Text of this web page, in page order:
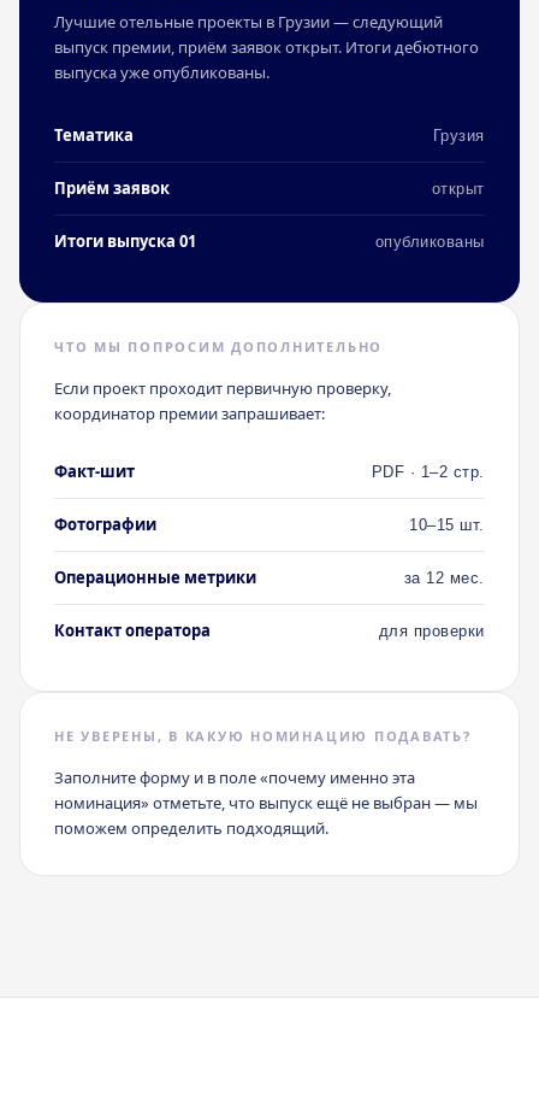
Лучшие отельные проекты в Грузии — следующий
выпуск премии, приём заявок открыт. Итоги дебютного
выпуска уже опубликованы.
Тематика Грузия
Приём заявок открыт
Итоги выпуска 01 опубликованы
ЧТО МЫ ПОПРОСИМ ДОПОЛНИТЕЛЬНО
Если проект проходит первичную проверку,
координатор премии запрашивает:
Факт-шит PDF · 1–2 стр.
Фотографии 10–15 шт.
Операционные метрики за 12 мес.
Контакт оператора для проверки
НЕ УВЕРЕНЫ, В КАКУЮ НОМИНАЦИЮ ПОДАВАТЬ?
Заполните форму и в поле «почему именно эта
номинация» отметьте, что выпуск ещё не выбран — мы
поможем определить подходящий.